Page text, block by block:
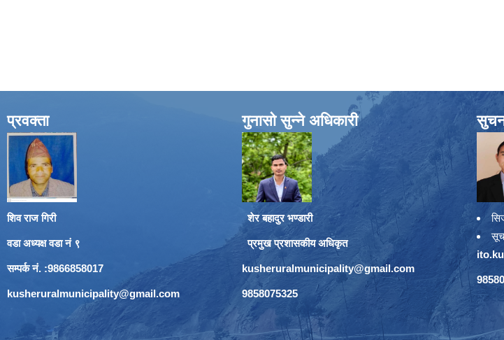
प्रवक्ता
शिव राज गिरी
वडा अध्यक्ष वडा नं ९
सम्पर्क नं. :9866858017
kusheruralmunicipality@gmail.com
गुनासो सुन्ने अधिकारी
शेर बहादुर भण्डारी
प्रमुख प्रशासकीय अधिकृत
kusheruralmunicipality@gmail.com
9858075325